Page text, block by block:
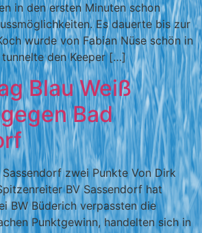
in den ersten Minuten schon
Es dauerte bis zur
wurde von Fabian Nüse schön in
den Keeper […]
Blau Weiß
Bad
zwei Punkte Von Dirk
BV Sassendorf hat
BW Büderich verpassten die
Punktgewinn, handelten sich in